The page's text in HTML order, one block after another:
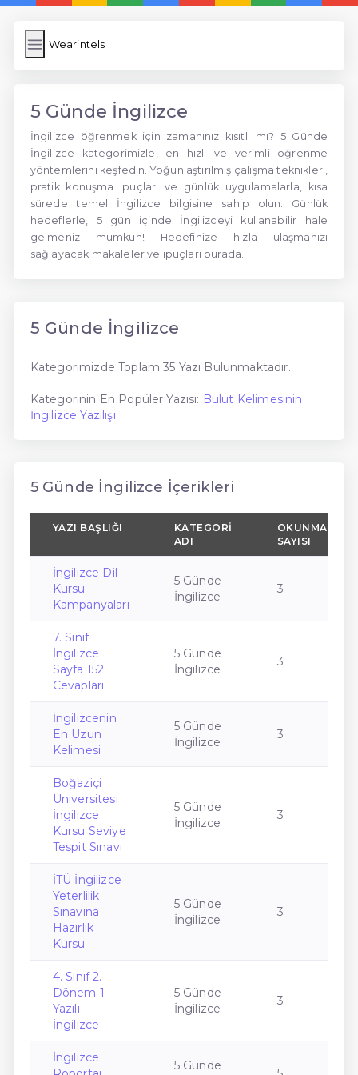
Wearintels
5 Günde İngilizce
İngilizce öğrenmek için zamanınız kısıtlı mı? 5 Günde
İngilizce kategorimizle, en hızlı ve verimli öğrenme
yöntemlerini keşfedin. Yoğunlaştırılmış çalışma teknikleri,
pratik konuşma ipuçları ve günlük uygulamalarla, kısa
sürede temel İngilizce bilgisine sahip olun. Günlük
hedeflerle, 5 gün içinde İngilizceyi kullanabilir hale
gelmeniz mümkün! Hedefinize hızla ulaşmanızı
sağlayacak makaleler ve ipuçları burada.
5 Günde İngilizce
Kategorimizde Toplam 35 Yazı Bulunmaktadır.
Kategorinin En Popüler Yazısı: Bulut Kelimesinin
İngilizce Yazılışı
5 Günde İngilizce İçerikleri
YAZI BAŞLIĞI
KATEGORI
ADI
OKUNMA
SAYISI
İngilizce Dil
Kursu
Kampanyaları
5 Günde
İngilizce
3
7. Sınıf
İngilizce
Sayfa 152
Cevapları
5 Günde
İngilizce
3
İngilizcenin
En Uzun
Kelimesi
5 Günde
İngilizce
3
Boğaziçi
Üniversitesi
İngilizce
Kursu Seviye
Tespit Sınavı
5 Günde
İngilizce
3
İTÜ İngilizce
Yeterlilik
Sınavına
Hazırlık
Kursu
5 Günde
İngilizce
3
4. Sınıf 2.
Dönem 1
Yazılı
İngilizce
5 Günde
İngilizce
3
İngilizce
5 Günde